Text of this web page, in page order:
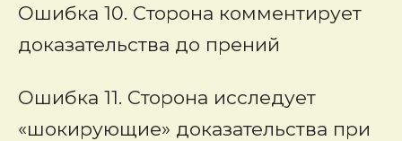
Ошибка 10. Сторона комментирует
доказательства до прений
Ошибка 11. Сторона исследует
«шокирующие» доказательства при